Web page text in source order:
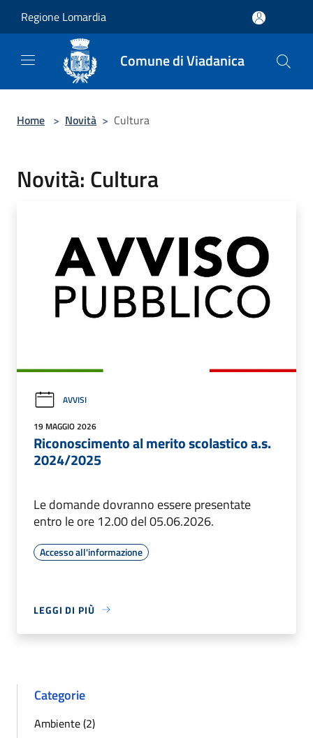
Regione Lomardia
Comune di Viadanica
Home > Novità > Cultura
Novità: Cultura
AVVISI
19 MAGGIO 2026
Riconoscimento al merito scolastico a.s.
2024/2025
Le domande dovranno essere presentate
entro le ore 12.00 del 05.06.2026.
Accesso all'informazione
LEGGI DI PIÙ
Categorie
Ambiente (2)